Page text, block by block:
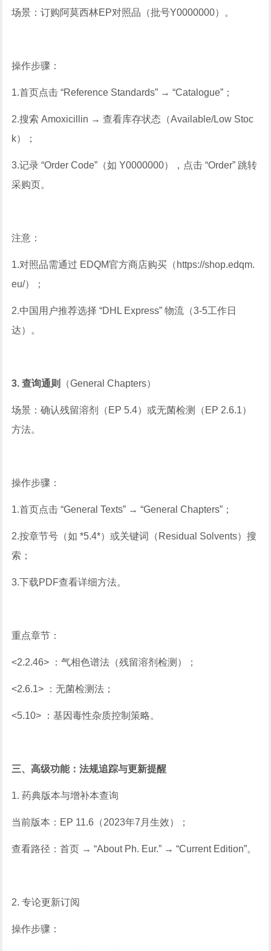
场景：订购阿莫西林EP对照品（批号Y0000000）。
操作步骤：
1.首页点击 “Reference Standards” → “Catalogue”；
2.搜索 Amoxicillin → 查看库存状态（Available/Low Stoc
k）；
3.记录 “Order Code”（如 Y0000000），点击 “Order” 跳转
采购页。
注意：
1.对照品需通过 EDQM官方商店购买（https://shop.edqm.
eu/）；
2.中国用户推荐选择 “DHL Express” 物流（3-5工作日
达）。
3. 查询通则 （General Chapters）
场景：确认残留溶剂（EP 5.4）或无菌检测（EP 2.6.1）
方法。
操作步骤：
1.首页点击 “General Texts” → “General Chapters”；
2.按章节号（如 *5.4*）或关键词（Residual Solvents）搜
索；
3.下载PDF查看详细方法。
重点章节：
<2.2.46> ：气相色谱法（残留溶剂检测）；
<2.6.1> ：无菌检测法；
<5.10> ：基因毒性杂质控制策略。
三、高级功能：法规追踪与更新提醒
1. 药典版本与增补本查询
当前版本：EP 11.6（2023年7月生效）；
查看路径：首页 → “About Ph. Eur.” → “Current Edition”。
2. 专论更新订阅
操作步骤：